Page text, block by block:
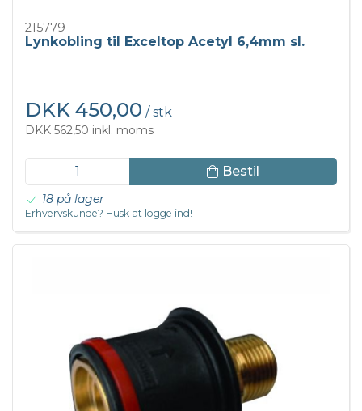
215779
Lynkobling til Exceltop Acetyl 6,4mm sl.
DKK 450,00 / stk
DKK 562,50 inkl. moms
Bestil
18 på lager
Erhvervskunde? Husk at logge ind!